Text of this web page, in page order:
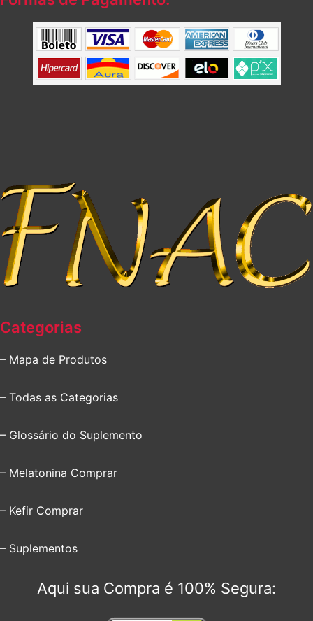
Categorias
– Mapa de Produtos
– Todas as Categorias
– Glossário do Suplemento
– Melatonina Comprar
– Kefir Comprar
– Suplementos
Aqui sua Compra é 100% Segura: